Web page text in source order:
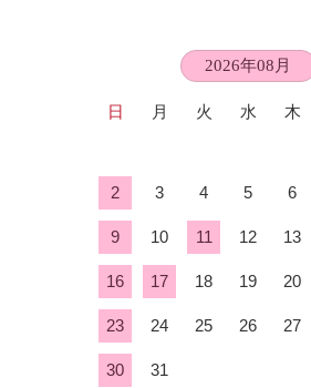
2026年08月
日 月 火 水 木
2 3 4 5 6
9 10 11 12 13
16 17 18 19 20
23 24 25 26 27
30 31